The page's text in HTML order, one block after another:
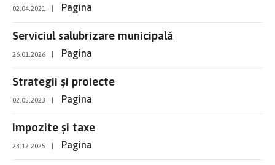
02.04.2021 Pagina
Serviciul salubrizare municipală
26.01.2026 Pagina
Strategii și proiecte
02.05.2023 Pagina
Impozite și taxe
23.12.2025 Pagina